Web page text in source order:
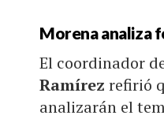
Morena analiza
El coordinador
Ramírez refirió
analizarán el